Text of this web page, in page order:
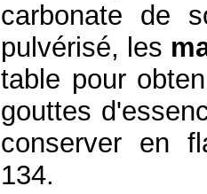
carbonate de
pulvérisé, les
table pour
gouttes
conserver en
134.